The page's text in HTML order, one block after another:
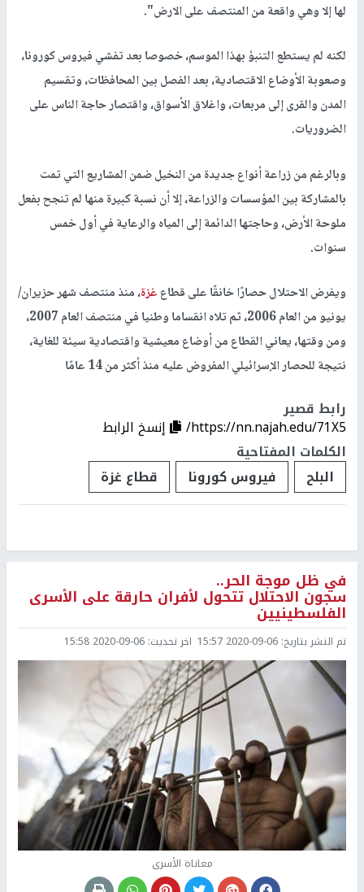
لها إلا وهي واقعة من المنتصف على الارض".
لكنه لم يستطع التنبؤ بهذا الموسم، خصوصا بعد تفشي فيروس كورونا،
وصعوبة الأوضاع الاقتصادية، بعد الفصل بين المحافظات، وتقسيم
المدن والقرى إلى مربعات، واغلاق الأسواق، واقتصار حاجة الناس على
الضروريات.
وبالرغم من زراعة أنواع جديدة من النخيل ضمن المشاريع التي تمت
بالمشاركة بين المؤسسات والزراعة، إلا أن نسبة كبيرة منها لم تنجح بفعل
ملوحة الأرض، وحاجتها الدائمة إلى المياه والرعاية في أول خمس
سنوات.
ويفرض الاحتلال حصارًا خانقًا على قطاعغزة، منذ منتصف شهر حزيران/
يونيو من العام 2006، ثم تلاه انقساما وطنيا في منتصف العام 2007،
ومن وقتها، يعاني القطاع من أوضاع معيشية واقتصادية سيئة للغاية،
نتيجة للحصار الإسرائيلي المفروض عليه منذ أكثر من 14 عامًا
رابط قصير
https://nn.najah.edu/71X5/
إنسخ الرابط
الكلمات المفتاحية
البلح
فيروس كورونا قطاع غزة
في ظل موجة الحر..
سجون الاحتلال تتحول لأفران حارقة على الأسرى
الفلسطينيين
تم النشر بتاريخ: 2020-09-06 15:57 اخر تحديث: 2020-09-06 15:58
معاناة الأسرى